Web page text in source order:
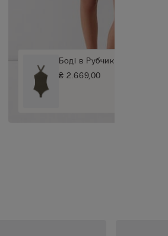
Боді в Рубчик на Запах
₴ 2.669,00